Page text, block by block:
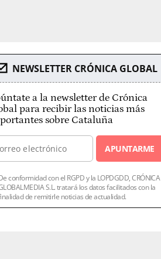
NEWSLETTER CRÓNICA GLOBAL
a la newsletter de Crónica
para recibir las noticias más
sobre Cataluña
APUNTARME
conformidad con el RGPD y la LOPDGDD, CRÓNICA
S.L. tratará los datos facilitados con la
de remitirle noticias de actualidad.